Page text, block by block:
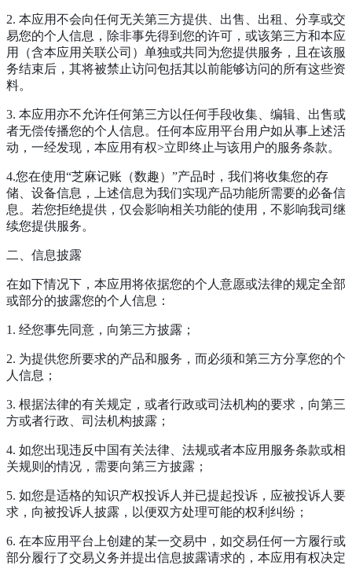
2. 本应用不会向任何无关第三方提供、出售、出租、分享或交
易您的个人信息，除非事先得到您的许可，或该第三方和本应
用（含本应用关联公司）单独或共同为您提供服务，且在该服
务结束后，其将被禁止访问包括其以前能够访问的所有这些资
料。
3. 本应用亦不允许任何第三方以任何手段收集、编辑、出售或
者无偿传播您的个人信息。任何本应用平台用户如从事上述活
动，一经发现，本应用有权>立即终止与该用户的服务条款。
4.您在使用“芝麻记账（数趣）”产品时，我们将收集您的存
储、设备信息，上述信息为我们实现产品功能所需要的必备信
息。若您拒绝提供，仅会影响相关功能的使用，不影响我司继
续您提供服务。
二、信息披露
在如下情况下，本应用将依据您的个人意愿或法律的规定全部
或部分的披露您的个人信息：
1. 经您事先同意，向第三方披露；
2. 为提供您所要求的产品和服务，而必须和第三方分享您的个
人信息；
3. 根据法律的有关规定，或者行政或司法机构的要求，向第三
方或者行政、司法机构披露；
4. 如您出现违反中国有关法律、法规或者本应用服务条款或相
关规则的情况，需要向第三方披露；
5. 如您是适格的知识产权投诉人并已提起投诉，应被投诉人要
求，向被投诉人披露，以便双方处理可能的权利纠纷；
6. 在本应用平台上创建的某一交易中，如交易任何一方履行或
部分履行了交易义务并提出信息披露请求的，本应用有权决定